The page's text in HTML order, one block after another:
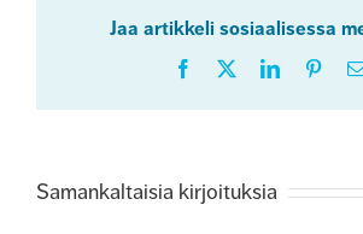
5/2025Jaa artikkeli sosiaalisessa
Facebook LinkedIn
Samankaltaisia kirjoituksia